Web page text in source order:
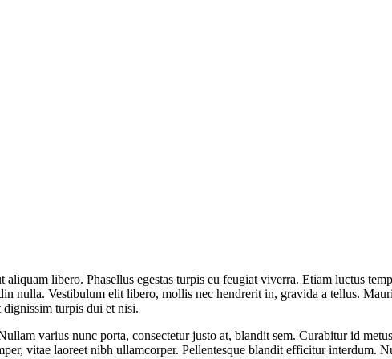
libero. Phasellus egestas turpis eu feugiat viverra. Etiam luctus
nulla. Vestibulum elit libero, mollis nec hendrerit in, gravida a tellus.
turpis dui et nisi.
varius nunc porta, consectetur justo at, blandit sem. Curabitur id
vitae laoreet nibh ullamcorper. Pellentesque blandit efficitur interdum.